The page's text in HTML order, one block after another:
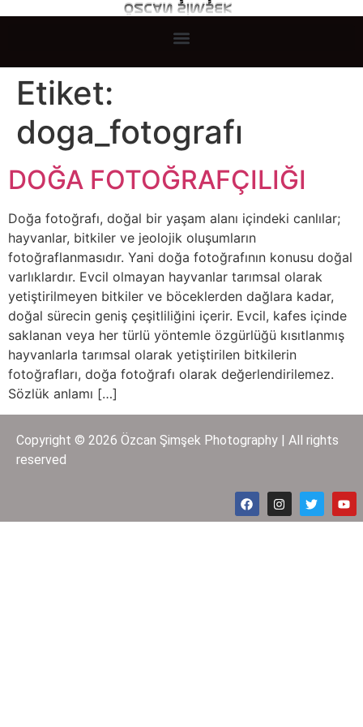
Etiket:
doga_fotografı
DOĞA FOTOĞRAFÇILIĞI
Doğa fotoğrafı, doğal bir yaşam alanı içindeki canlılar;
hayvanlar, bitkiler ve jeolojik oluşumların
fotoğraflanmasıdır. Yani doğa fotoğrafının konusu doğal
varlıklardır. Evcil olmayan hayvanlar tarımsal olarak
yetiştirilmeyen bitkiler ve böceklerden dağlara kadar,
doğal sürecin geniş çeşitliliğini içerir. Evcil, kafes içinde
saklanan veya her türlü yöntemle özgürlüğü kısıtlanmış
hayvanlarla tarımsal olarak yetiştirilen bitkilerin
fotoğrafları, doğa fotoğrafı olarak değerlendirilemez.
Sözlük anlamı […]
Copyright © 2026 Özcan Şimşek Photography | All rights
reserved